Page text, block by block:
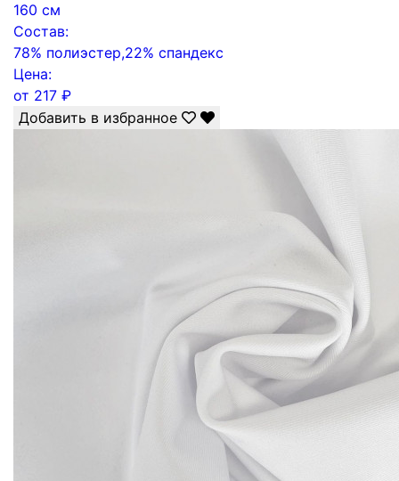
160 см
Состав:
78% полиэстер,22% спандекс
Цена:
от 217 ₽
Добавить в избранное